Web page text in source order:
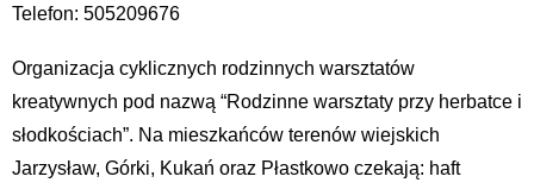
Telefon: 505209676
Organizacja cyklicznych rodzinnych warsztatów
kreatywnych pod nazwą “Rodzinne warsztaty przy herbatce i
słodkościach”. Na mieszkańców terenów wiejskich
Jarzysław, Górki, Kukań oraz Płastkowo czekają: haft